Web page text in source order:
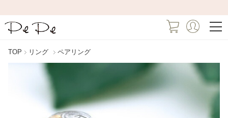
TOP リング ペアリング